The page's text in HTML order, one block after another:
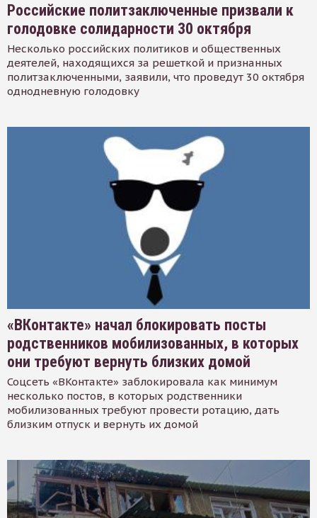
Российские политзаключенные призвали к
голодовке солидарности 30 октября
Несколько российских политиков и общественных
деятелей, находящихся за решеткой и признанных
политзаключенными, заявили, что проведут 30 октября
однодневную голодовку
«ВКонтакте» начал блокировать посты
родственников мобилизованных, в которых
они требуют вернуть близких домой
Соцсеть «ВКонтакте» заблокировала как минимум
несколько постов, в которых родственники
мобилизованных требуют провести ротацию, дать
близким отпуск и вернуть их домой